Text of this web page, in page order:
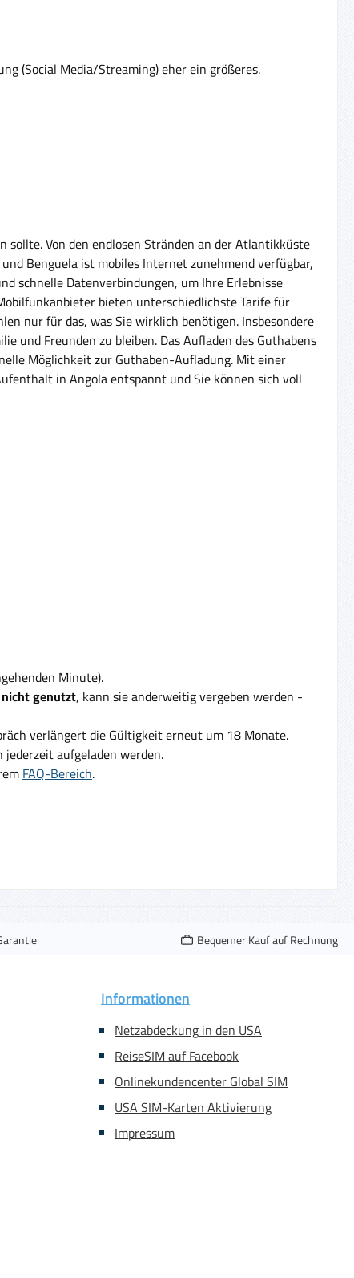
(Social Media/Streaming) eher ein größeres.
Von den endlosen Stränden an der Atlantikküste
Benguela ist mobiles Internet zunehmend verfügbar,
schnelle Datenverbindungen, um Ihre Erlebnisse
bieten unterschiedlichste Tarife für
nur für das, was Sie wirklich benötigen. Insbesondere
und Freunden zu bleiben. Das Aufladen des Guthabens
Möglichkeit zur Guthaben-Aufladung. Mit einer
in Angola entspannt und Sie können sich voll
Minute).
genutzt, kann sie anderweitig vergeben werden -
verlängert die Gültigkeit erneut um 18 Monate.
aufgeladen werden.
FAQ-Bereich.
Bequemer Kauf auf Rechnung
Informationen
Netzabdeckung in den USA
ReiseSIM auf Facebook
Onlinekundencenter Global SIM
USA SIM-Karten Aktivierung
Impressum